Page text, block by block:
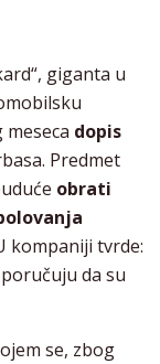
giganta u
dopis
Predmet
obrati
kompaniji tvrde:
da su
se, zbog